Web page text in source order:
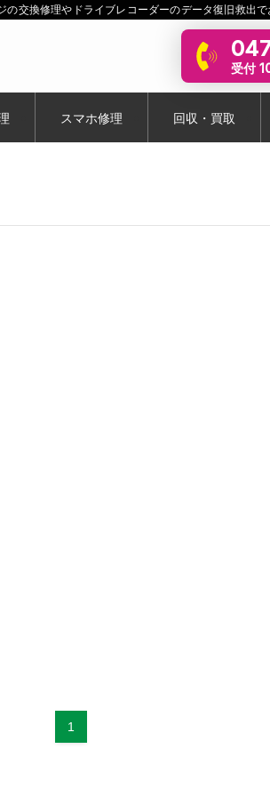
交換修理やドライブレコーダーのデータ復旧救出で
受付
スマホ修理 回収・買取
1